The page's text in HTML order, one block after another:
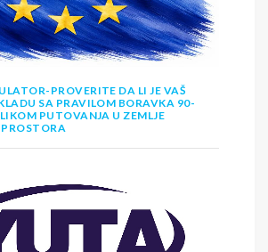
PROVERITE DA LI JE VAŠ
SA PRAVILOM BORAVKA 90-
PUTOVANJA U ZEMLJE
PROSTORA